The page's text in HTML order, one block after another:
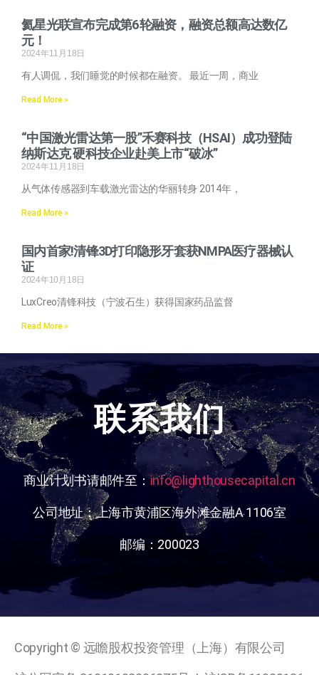
氦星光联宣布完成第6轮融资，融资总额高达数亿
元！
2024年11月18日
有人调侃，我们睡觉的时候都在融资。 最近一周，商业
Read More »
“中国激光雷达第一股”禾赛科技（HSAI）成功登陆
纳斯达克 硬科技企业赴美上市“破冰”
2024年11月18日
从气体传感器到车载激光雷达的华丽转身 2014年，
Read More »
国内首家!清锋3D打印隐形牙套获NMPA医疗器械认
证
2024年10月18日
LuxCreo清锋科技（宁波石生）获得国家药品监督
Read More »
联系我们
商业计划书请邮件至：info@lighthousecapital.cn
公司地址：上海市黄浦区海外滩金融A 1106室
邮编：200023
Copyright © 远瞻股权投资管理（上海）有限公司